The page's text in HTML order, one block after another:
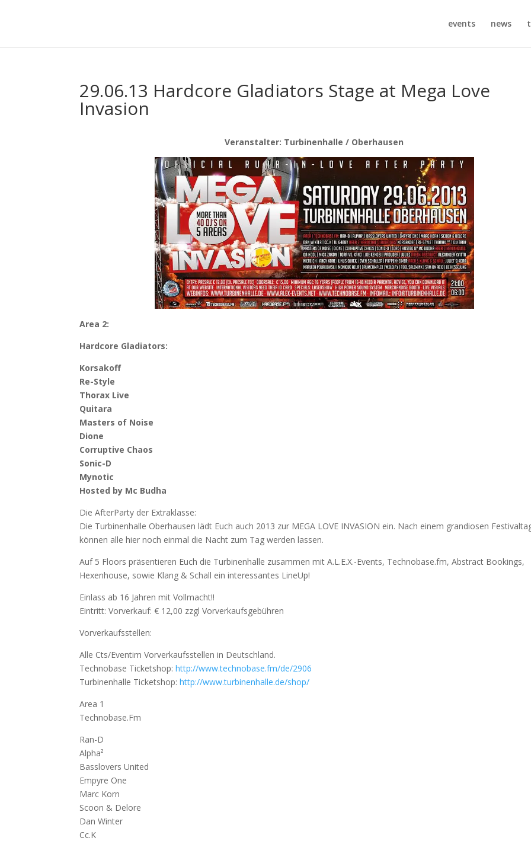
events news
29.06.13 Hardcore Gladiators Stage at Mega Love
Invasion
Veranstalter: Turbinenhalle / Oberhausen
Area 2:
Hardcore Gladiators:
Korsakoff
Re-Style
Thorax Live
Quitara
Masters of Noise
Dione
Corruptive Chaos
Sonic-D
Mynotic
Hosted by Mc Budha
Die AfterParty der Extraklasse:
Die Turbinenhalle Oberhausen lädt Euch auch 2013 zur MEGA LOVE INVASION ein. Nach einem grandiosen
können alle hier noch einmal die Nacht zum Tag werden lassen.
Auf 5 Floors präsentieren Euch die Turbinenhalle zusammen mit A.L.E.X.-Events, Technobase.fm, Abstract Bookings,
Hexenhouse, sowie Klang & Schall ein interessantes LineUp!
Einlass ab 16 Jahren mit Vollmacht!!
Eintritt: Vorverkauf: € 12,00 zzgl Vorverkaufsgebühren
Vorverkaufsstellen:
Alle Cts/Eventim Vorverkaufsstellen in Deutschland.
Technobase Ticketshop:http://www.technobase.fm/de/2906
Turbinenhalle Ticketshop:http://www.turbinenhalle.de/shop/
Area 1
Technobase.Fm
Ran-D
Alpha²
Basslovers United
Empyre One
Marc Korn
Scoon & Delore
Dan Winter
Cc.K